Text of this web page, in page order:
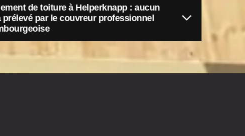
de toiture à Helperknapp : aucun
par le couvreur professionnel